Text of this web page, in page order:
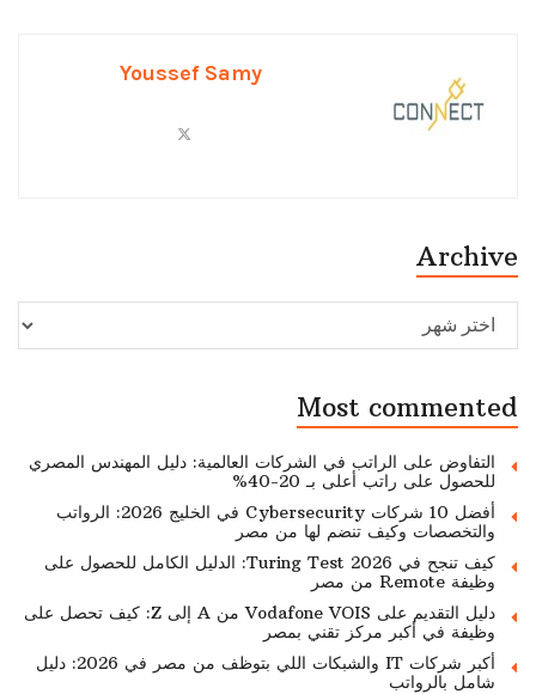
Youssef Samy
Archive
Archive
Most commented
التفاوض على الراتب في الشركات العالمية: دليل المهندس المصري
للحصول على راتب أعلى بـ 20-40%
أفضل 10 شركات Cybersecurity في الخليج 2026: الرواتب
والتخصصات وكيف تنضم لها من مصر
كيف تنجح في Turing Test 2026: الدليل الكامل للحصول على
وظيفة Remote من مصر
دليل التقديم على Vodafone VOIS من A إلى Z: كيف تحصل على
وظيفة في أكبر مركز تقني بمصر
أكبر شركات IT والشبكات اللي بتوظف من مصر في 2026: دليل
شامل بالرواتب